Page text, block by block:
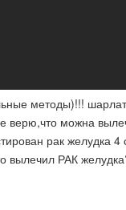
методы)!!!
можна
рак желудка 4
вылечил РАК